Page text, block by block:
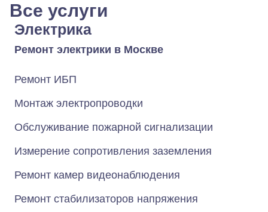
Все услуги
Электрика
Ремонт электрики в Москве
Ремонт ИБП
Монтаж электропроводки
Обслуживание пожарной сигнализации
Измерение сопротивления заземления
Ремонт камер видеонаблюдения
Ремонт стабилизаторов напряжения